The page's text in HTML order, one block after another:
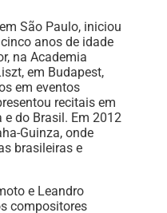
São Paulo, iniciou
anos de idade
na Academia
em Budapest,
em eventos
recitais em
e do Brasil. Em 2012
Guinza, onde
brasileiras e
e Leandro
compositores